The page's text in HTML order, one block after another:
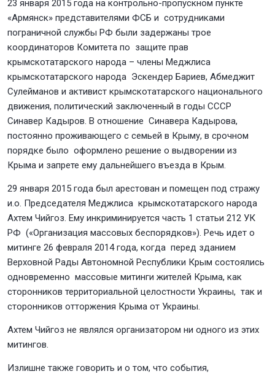
23 января 2015 года на контрольно-пропускном пункте
«Армянск» представителями ФСБ и сотрудниками
пограничной службы РФ были задержаны трое
координаторов Комитета по защите прав
крымскотатарского народа – члены Меджлиса
крымскотатарского народа Эскендер Бариев, Абмеджит
Сулейманов и активист крымскотатарского национального
движения, политический заключенный в годы СССР
Синавер Кадыров. В отношение Синавера Кадырова,
постоянно проживающего с семьей в Крыму, в срочном
порядке было оформлено решение о выдворении из
Крыма и запрете ему дальнейшего въезда в Крым.
29 января 2015 года был арестован и помещен под стражу
и.о. Председателя Меджлиса крымскотатарского народа
Ахтем Чийгоз. Ему инкриминируется часть 1 статьи 212 УК
РФ («Организация массовых беспорядков»). Речь идет о
митинге 26 февраля 2014 года, когда перед зданием
Верховной Рады Автономной Республики Крым состоялись
одновременно массовые митинги жителей Крыма, как
сторонников территориальной целостности Украины, так и
сторонников отторжения Крыма от Украины.
Ахтем Чийгоз не являлся организатором ни одного из этих
митингов.
Излишне также говорить и о том, что события,